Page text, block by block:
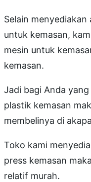
Selain
untuk kemasan,
mesin untuk
kemasan.
Jadi bagi Anda
plastik kemasan
membelinya di
Toko kami
press kemasan
relatif murah.